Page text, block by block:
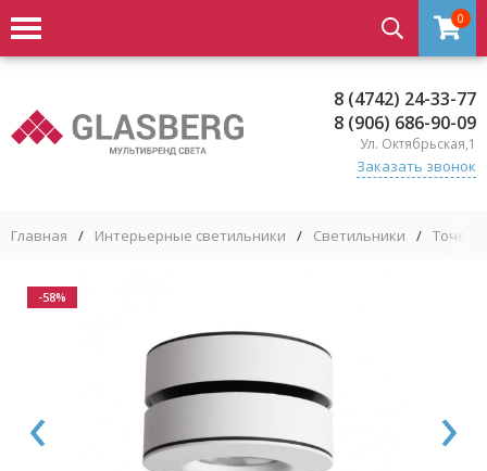
0
8 (4742) 24-33-77
8 (906) 686-90-09
Ул. Октябрьская,1
Заказать звонок
Главная / Интерьерные светильники / Светильники /
-58%
‹ ›